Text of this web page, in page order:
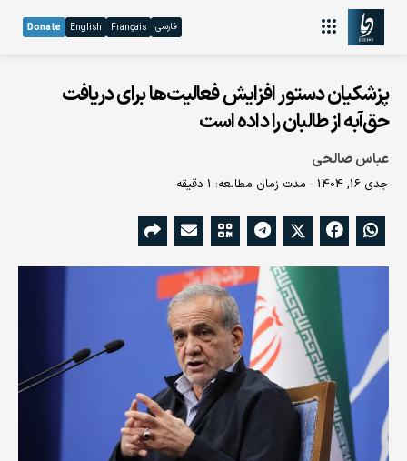
فارسی Français
English
Donate
پزشکیان دستور افزایش فعالیت‌ها برای دریافت
حق‌آبه از طالبان را داده است
عباس صالحی
جدی 16, 1404 مدت زمان مطالعه: 1 دقیقه